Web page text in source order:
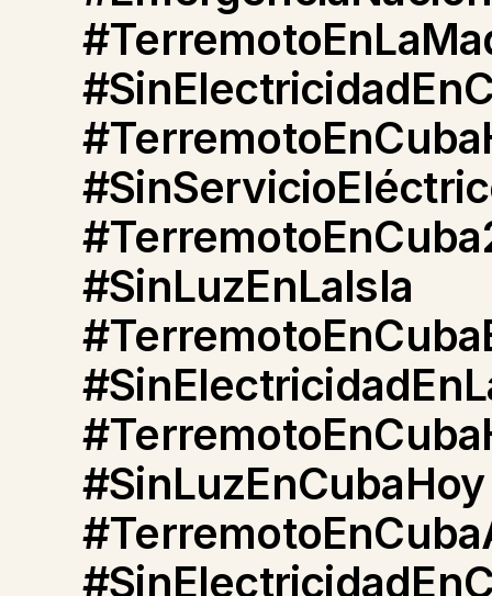
#SinLuzEnLaIsla
#SinLuzEnCubaHoy